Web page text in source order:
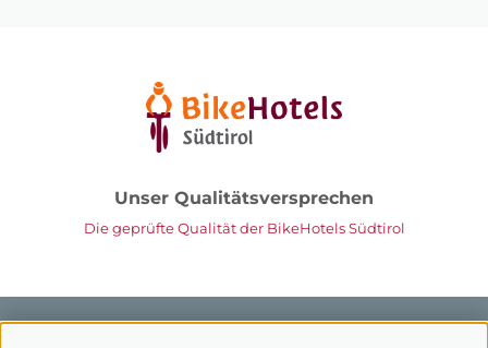
Unser Qualitätsversprechen
Die geprüfte Qualität der BikeHotels Südtirol